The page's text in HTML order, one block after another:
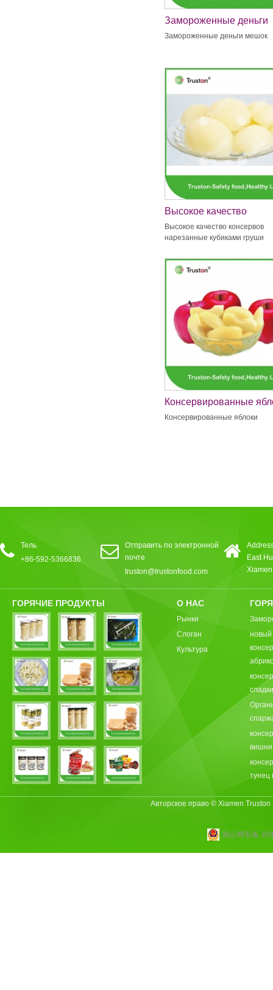
Замороженные деньги
мешок
Замороженные деньги мешок
Высокое качество
консервов нарезанные
кубиками груши
Высокое качество консервов
нарезанные кубиками груши
Консервированные
Консервированные яблоки
Тель
+86-592-5366836
Отправить по электронной
почте
truston@trustonfood.com
East
ГОРЯЧИЕ ПРОДУКТЫ О НАС
Рынки
Слоган
Культура
новый
вишни
тунец
Авторское право © Xiamen
闽公网安备